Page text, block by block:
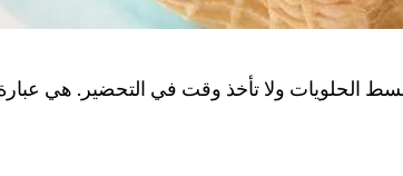
الحلويات ولا تأخذ وقت في التحضير. هي